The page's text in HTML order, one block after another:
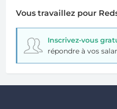
Vous travaillez pour
Inscrivez-vous
répondre à vos